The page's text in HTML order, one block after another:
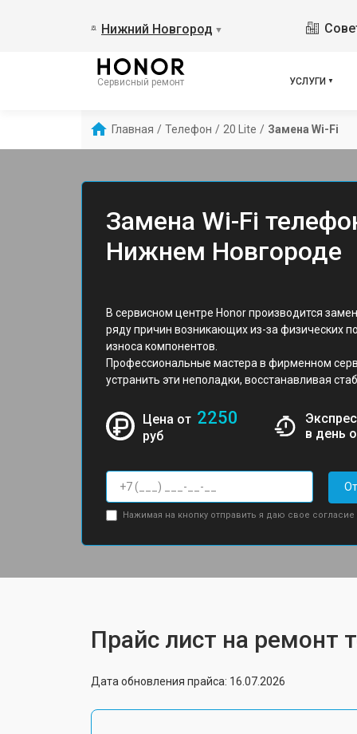
Нижний Новгород ▼
Сервисный ремонт УСЛУГИ
Главная / Телефон / 20 Lite / Замена Wi-Fi
Замена Wi-Fi
Нижнем Новгороде
В сервисном центре Honor производится
ряду причин возникающих из-за физических
износа компонентов.
Профессиональные мастера в фирменном
устранить эти неполадки, восстанавливая
Цена от 2250
руб
в день
Нажимая на кнопку отправить я даю свое согласие
Прайс лист на ремонт
Дата обновления прайса: 16.07.2026